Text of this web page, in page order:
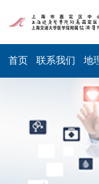
首页 联系我们 地